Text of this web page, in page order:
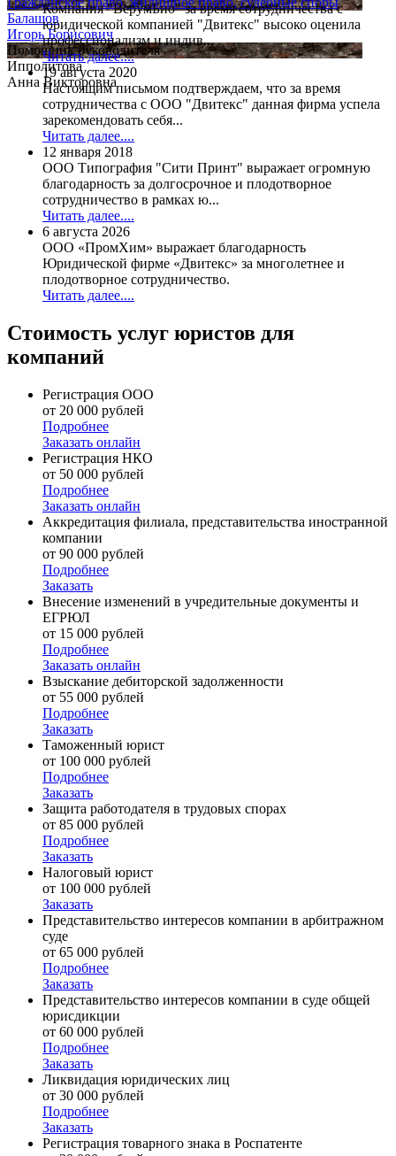
Балашов
Игорь Борисович
Помощник руководителя
Ипполитова
Анна Викторовна
Компания "ВерумБио" за время сотрудничества с
юридической компанией "Двитекс" высоко оценила
профессионализм и индив...
Читать далее....
19 августа 2020
Настоящим письмом подтверждаем, что за время
сотрудничества с ООО "Двитекс" данная фирма успела
зарекомендовать себя...
Читать далее....
12 января 2018
ООО Типография "Сити Принт" выражает огромную
благодарность за долгосрочное и плодотворное
сотрудничество в рамках ю...
Читать далее....
6 августа 2026
ООО «ПромХим» выражает благодарность
Юридической фирме «Двитекс» за многолетнее и
плодотворное сотрудничество.
Читать далее....
Стоимость услуг юристов для
компаний
Регистрация ООО
от 20 000 рублей
Подробнее
Заказать онлайн
Регистрация НКО
от 50 000 рублей
Подробнее
Заказать онлайн
Аккредитация филиала, представительства иностранной
компании
от 90 000 рублей
Подробнее
Заказать
Внесение изменений в учредительные документы и
ЕГРЮЛ
от 15 000 рублей
Подробнее
Заказать онлайн
Взыскание дебиторской задолженности
от 55 000 рублей
Подробнее
Заказать
Таможенный юрист
от 100 000 рублей
Подробнее
Заказать
Защита работодателя в трудовых спорах
от 85 000 рублей
Подробнее
Заказать
Налоговый юрист
от 100 000 рублей
Заказать
Представительство интересов компании в арбитражном
суде
от 65 000 рублей
Подробнее
Заказать
Представительство интересов компании в суде общей
юрисдикции
от 60 000 рублей
Подробнее
Заказать
Ликвидация юридических лиц
от 30 000 рублей
Подробнее
Заказать
Регистрация товарного знака в Роспатенте